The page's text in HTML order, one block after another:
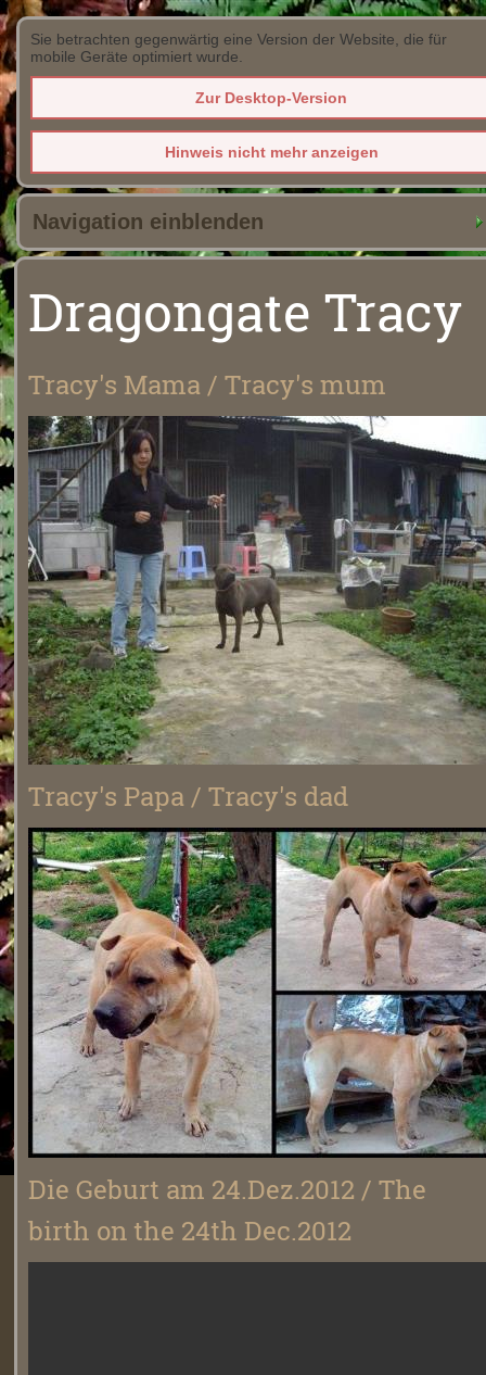
Sie betrachten gegenwärtig eine Version der Website, die für
mobile Geräte optimiert wurde.
Zur Desktop-Version
Hinweis nicht mehr anzeigen
Navigation einblenden
Dragongate Tracy
Tracy's Mama / Tracy's mum
Tracy's Papa / Tracy's dad
Die Geburt am 24.Dez.2012 / The
birth on the 24th Dec.2012